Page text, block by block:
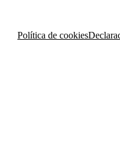
Política de cookies